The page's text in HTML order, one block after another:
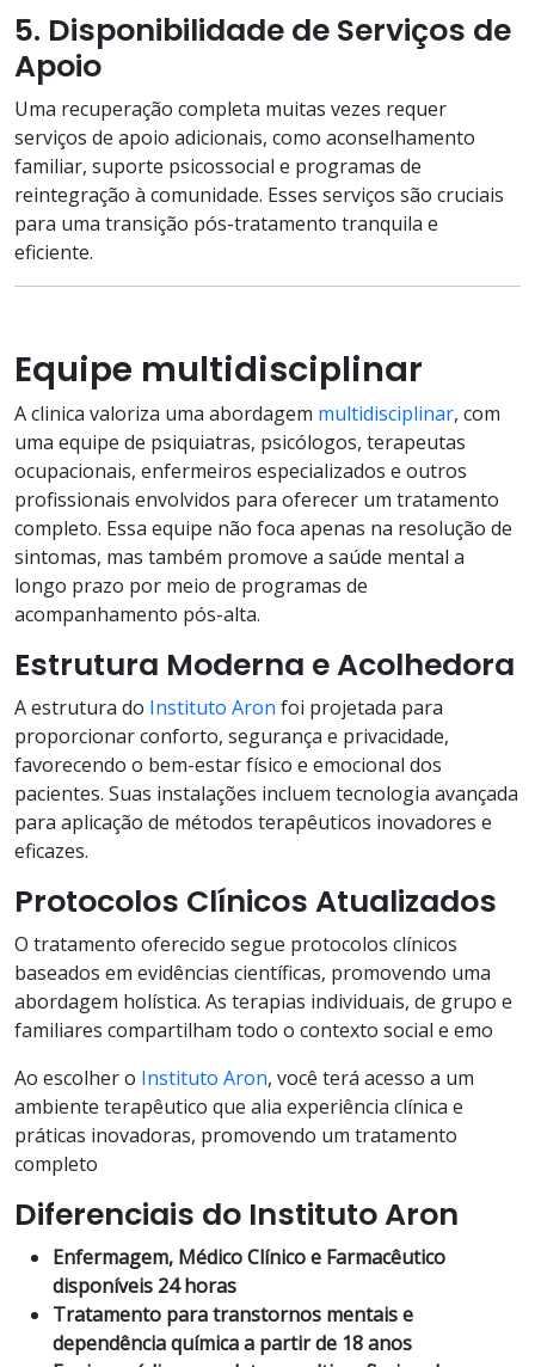
5. Disponibilidade de Serviços de
Apoio
Uma recuperação completa muitas vezes requer
serviços de apoio adicionais, como aconselhamento
familiar, suporte psicossocial e programas de
reintegração à comunidade. Esses serviços são cruciais
para uma transição pós-tratamento tranquila e
eficiente.
Equipe multidisciplinar
A clinica valoriza uma abordagem multidisciplinar, com
uma equipe de psiquiatras, psicólogos, terapeutas
ocupacionais, enfermeiros especializados e outros
profissionais envolvidos para oferecer um tratamento
completo. Essa equipe não foca apenas na resolução de
sintomas, mas também promove a saúde mental a
longo prazo por meio de programas de
acompanhamento pós-alta.
Estrutura Moderna e Acolhedora
A estrutura do Instituto Aron foi projetada para
proporcionar conforto, segurança e privacidade,
favorecendo o bem-estar físico e emocional dos
pacientes. Suas instalações incluem tecnologia avançada
para aplicação de métodos terapêuticos inovadores e
eficazes.
Protocolos Clínicos Atualizados
O tratamento oferecido segue protocolos clínicos
baseados em evidências científicas, promovendo uma
abordagem holística. As terapias individuais, de grupo e
familiares compartilham todo o contexto social e emo
Ao escolher o Instituto Aron, você terá acesso a um
ambiente terapêutico que alia experiência clínica e
práticas inovadoras, promovendo um tratamento
completo
Diferenciais do Instituto Aron
Enfermagem, Médico Clínico e Farmacêutico
disponíveis 24 horas
Tratamento para transtornos mentais e
dependência química a partir de 18 anos